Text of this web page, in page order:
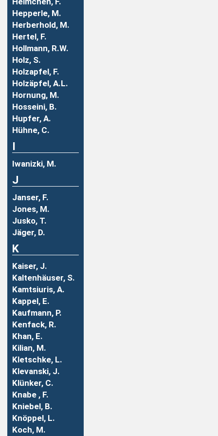
Hepperle, M.
Herberhold, M.
Hertel, F.
Hollmann, R.W.
Holz, S.
Holzapfel, F.
Holzäpfel, A.L.
Hornung, M.
Hosseini, B.
Hupfer, A.
Hühne, C.
I
Iwanizki, M.
J
Janser, F.
Jones, M.
Jusko, T.
Jäger, D.
K
Kaiser, J.
Kaltenhäuser, S.
Kamtsiuris, A.
Kappel, E.
Kaufmann, P.
Kenfack, R.
Khan, E.
Kilian, M.
Kletschke, L.
Klevanski, J.
Klünker, C.
Knabe , F.
Kniebel, B.
Knöppel, L.
Koch, M.